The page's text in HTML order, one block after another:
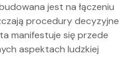
jest na łączeniu
procedury decyzyjne
manifestuje się przede
aspektach ludzkiej